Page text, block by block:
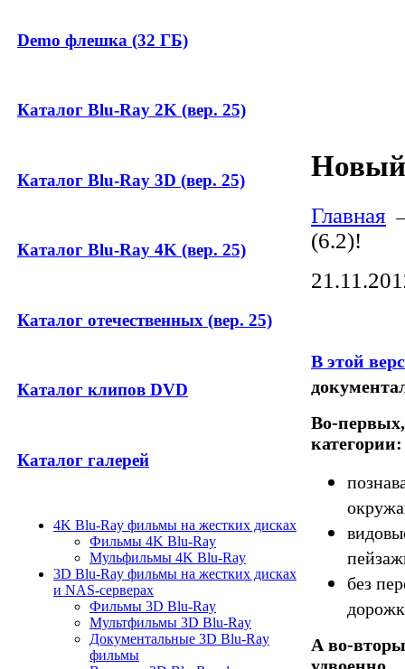
Demo флешка (32 ГБ)
Каталог Blu-Ray 2K (вер. 25)
Каталог Blu-Ray 3D (вер. 25)
Каталог Blu-Ray 4K (вер. 25)
Каталог отечественных (вер. 25)
Каталог клипов DVD
Каталог галерей
4K Blu-Ray фильмы на жестких дисках
Фильмы 4K Blu-Ray
Мульфильмы 4K Blu-Ray
3D Blu-Ray фильмы на жестких дисках
и NAS-серверах
Фильмы 3D Blu-Ray
Мультфильмы 3D Blu-Ray
Документальные 3D Blu-Ray
фильмы
Новый
Главная
(6.2)!
В этой
Во-первых,
категории:
без
А во-